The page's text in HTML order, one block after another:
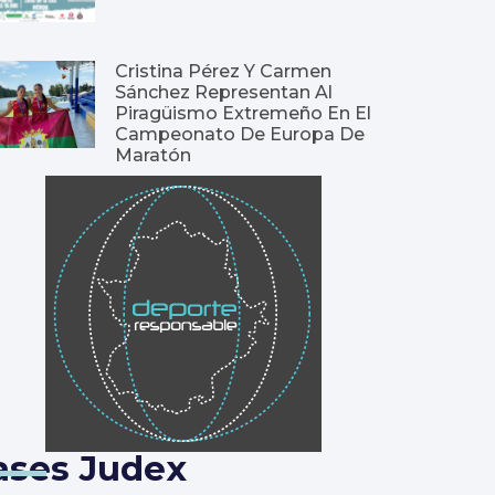
Cristina Pérez Y Carmen
Sánchez Representan Al
Piragüismo Extremeño En El
Campeonato De Europa De
Maratón
Judex